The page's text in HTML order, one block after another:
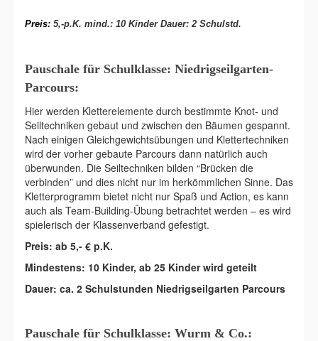
Preis: 5,-p.K. mind.: 10 Kinder Dauer: 2 Schulstd.
Pauschale für Schulklasse: Niedrigseilgarten-
Parcours:
Hier werden Kletterelemente durch bestimmte Knot- und
Seiltechniken gebaut und zwischen den Bäumen gespannt.
Nach einigen Gleichgewichtsübungen und Klettertechniken
wird der vorher gebaute Parcours dann natürlich auch
überwunden. Die Seiltechniken bilden “Brücken die
verbinden” und dies nicht nur im herkömmlichen Sinne. Das
Kletterprogramm bietet nicht nur Spaß und Action, es kann
auch als Team-Building-Übung betrachtet werden – es wird
spielerisch der Klassenverband gefestigt.
Preis: ab 5,- € p.K.
Mindestens: 10 Kinder, ab 25 Kinder wird geteilt
Dauer: ca. 2 Schulstunden Niedrigseilgarten Parcours
Pauschale für Schulklasse: Wurm & Co.: